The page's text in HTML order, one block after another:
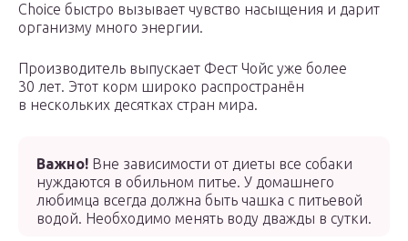
Choice быстро вызывает чувство насыщения и дарит
организму много энергии.
Производитель выпускает Фест Чойс уже более
30 лет. Этот корм широко распространён
в нескольких десятках стран мира.
Важно! Вне зависимости от диеты все собаки
нуждаются в обильном питье. У домашнего
любимца всегда должна быть чашка с питьевой
водой. Необходимо менять воду дважды в сутки.